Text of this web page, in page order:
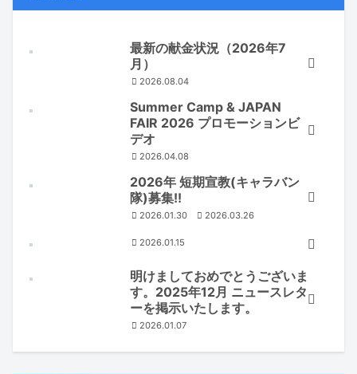
最新の献金状況（2026年7
月）
2026.08.04
Summer Camp & JAPAN
FAIR 2026 プロモーションビ
デオ
2026.04.08
2026年 短期宣教(キャラバン
隊)募集!!
2026.01.30 2026.03.26
2026.01.15
明けましておめでとうございま
す。2025年12月 ニュースレタ
ーを掲示いたします。
2026.01.07